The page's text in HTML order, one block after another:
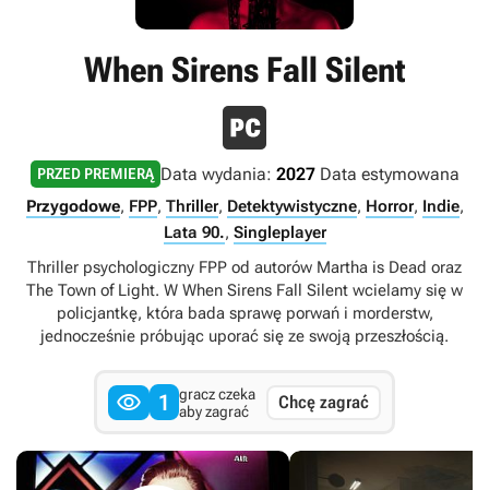
When Sirens Fall Silent
PRZED PREMIERĄ Data wydania: 2027Data estymowana
Przygodowe, FPP, Thriller, Detektywistyczne, Horror, Indie,
Lata 90., Singleplayer
Thriller psychologiczny FPP od autorów Martha is Dead oraz
The Town of Light. W When Sirens Fall Silent wcielamy się w
policjantkę, która bada sprawę porwań i morderstw,
jednocześnie próbując uporać się ze swoją przeszłością.
 1
gracz czeka
aby zagrać
Chcę zagrać